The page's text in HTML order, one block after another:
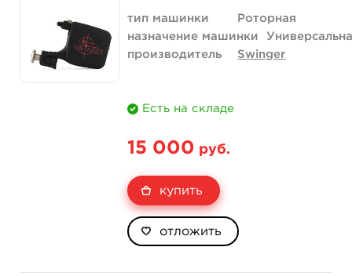
тип машинки
Роторная
назначение машинки
производитель
Swinger
Есть на складе
15 000 руб.
купить
отложить